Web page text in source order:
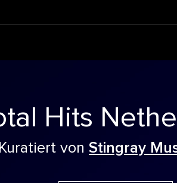
Hits
Kuratiert von Stingray